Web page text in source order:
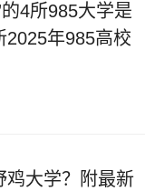
4所985大学是
2025年985高校
鸡大学？附最新